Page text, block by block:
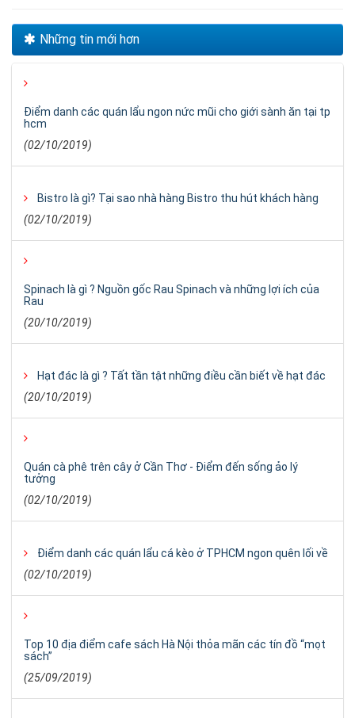
Những tin mới hơn
Điểm danh các quán lẩu ngon nức mũi cho giới sành ăn tại tp
hcm
(02/10/2019)
Bistro là gì? Tại sao nhà hàng Bistro thu hút khách hàng
(02/10/2019)
Spinach là gì ? Nguồn gốc Rau Spinach và những lợi ích của
Rau
(20/10/2019)
Hạt đác là gì ? Tất tần tật những điều cần biết về hạt đác
(20/10/2019)
Quán cà phê trên cây ở Cần Thơ - Điểm đến sống ảo lý
tưởng
(02/10/2019)
Điểm danh các quán lẩu cá kèo ở TPHCM ngon quên lối về
(02/10/2019)
Top 10 địa điểm cafe sách Hà Nội thỏa mãn các tín đồ “mọt
sách”
(25/09/2019)